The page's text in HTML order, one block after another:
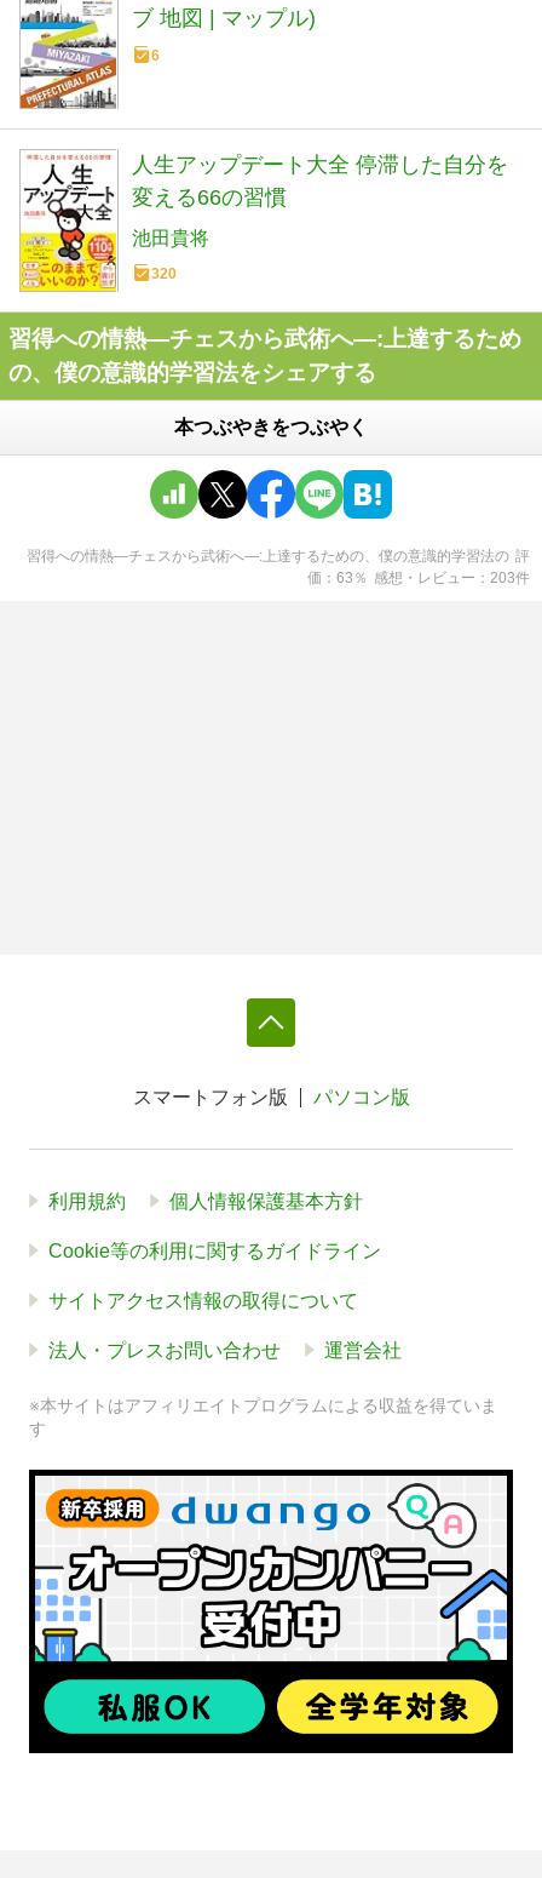
ブ 地図 | マップル)
6
人生アップデート大全 停滞した自分を
変える66の習慣
池田貴将
320
習得への情熱―チェスから武術へ―:上達するため
の、僕の意識的学習法をシェアする
本つぶやきをつぶやく
習得への情熱―チェスから武術へ―:上達するための、僕の意識的学習法の 評
価
63 ％ 感想・レビュー 203件
スマートフォン版 パソコン版
利用規約 個人情報保護基本方針
Cookie等の利用に関するガイドライン
サイトアクセス情報の取得について
法人・プレスお問い合わせ 運営会社
※本サイトはアフィリエイトプログラムによる収益を得ていま
す